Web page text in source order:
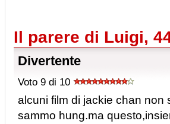
Il parere di Luigi,
Divertente
Voto 9 di 10
alcuni film di jackie chan
sammo hung.ma